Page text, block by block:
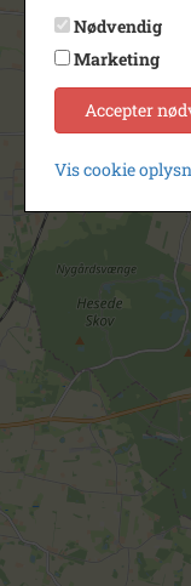
Nødvendig
Marketing
Accepter
Vis cookie